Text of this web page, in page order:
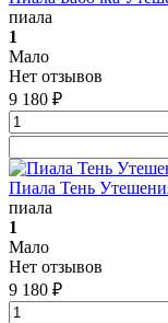
пиала
1
Мало
Нет отзывов
9 180 ₽
Пиала Тень
пиала
1
Мало
Нет отзывов
9 180 ₽